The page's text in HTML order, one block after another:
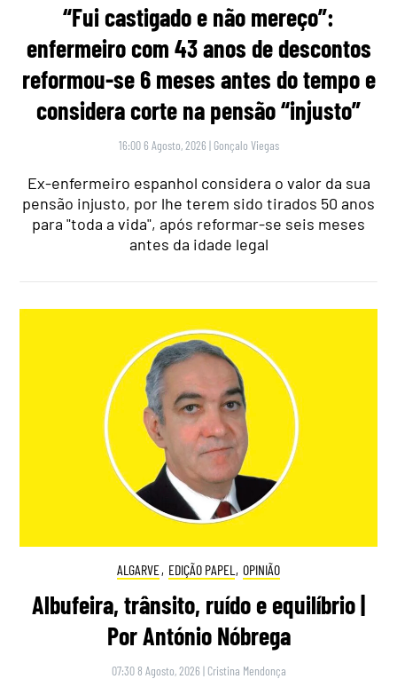
“Fui castigado e não mereço”:
enfermeiro com 43 anos de descontos
reformou-se 6 meses antes do tempo e
considera corte na pensão “injusto”
16:00 6 Agosto, 2026 | Gonçalo Viegas
Ex-enfermeiro espanhol considera o valor da sua
pensão injusto, por lhe terem sido tirados 50 anos
para "toda a vida", após reformar-se seis meses
antes da idade legal
ALGARVE, EDIÇÃO PAPEL , OPINIÃO
Albufeira, trânsito, ruído e equilíbrio |
Por António Nóbrega
07:30 8 Agosto, 2026 | Cristina Mendonça